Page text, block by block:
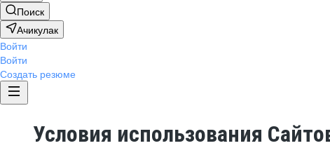
Поиск
Ачикулак
Войти
Войти
Создать резюме
Условия использования